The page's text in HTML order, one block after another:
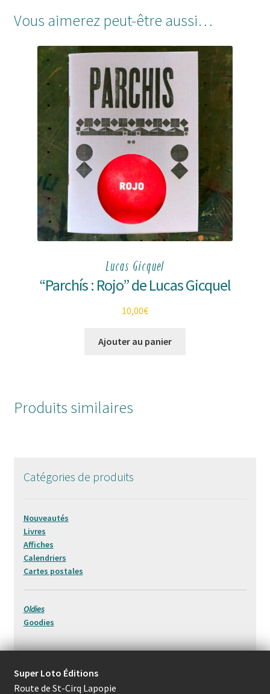
Vous aimerez peut-être aussi…
Lucas Gicquel
“Parchís : Rojo” de Lucas Gicquel
10,00€
Ajouter au panier
Produits similaires
Catégories de produits
Nouveautés
Livres
Affiches
Calendriers
Cartes postales
Oldies
Goodies
Super Loto Éditions
Route de St-Cirq Lapopie